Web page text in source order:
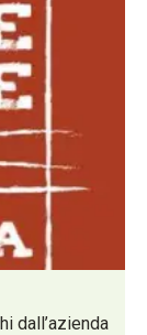
dall’azienda